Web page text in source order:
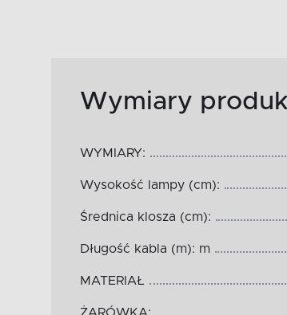
Wymiary
WYMIARY:
Wysokość lampy (cm):
Średnica klosza (cm):
Długość kabla (m): m
MATERIAŁ
ŻARÓWKA: